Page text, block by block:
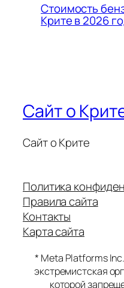
Стоимость
Крите в 2026
Сайт о
Сайт о Крите
Политика
Правила сайта
Контакты
Карта сайта
* Meta Platforms
экстремистская
которой